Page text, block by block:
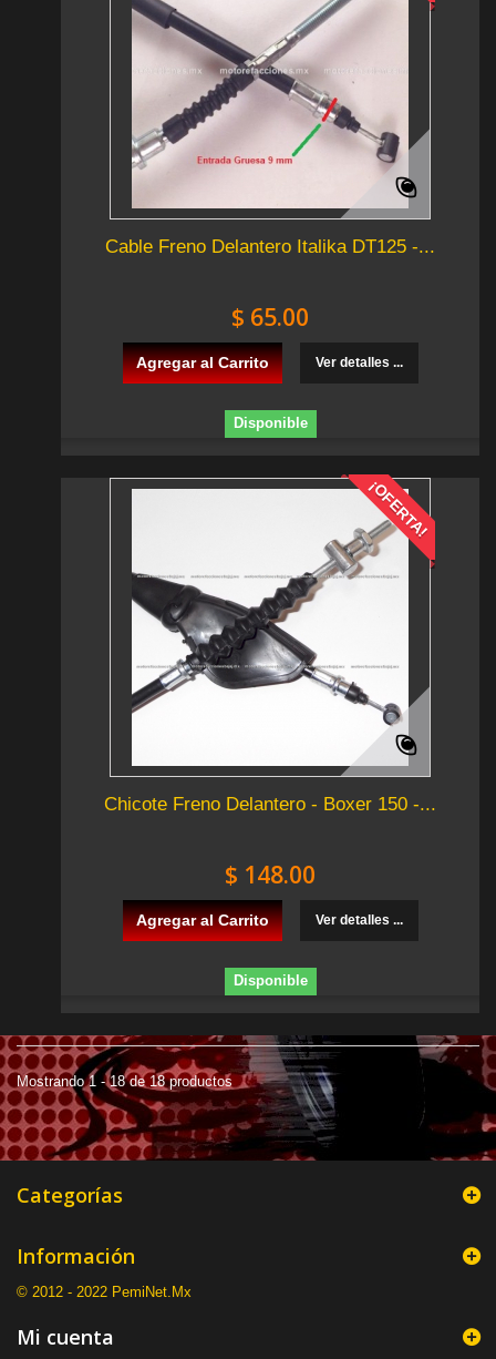
Cable Freno Delantero Italika DT125 -...
$ 65.00
Agregar al Carrito Ver detalles ...
Disponible
¡OFERTA!
Chicote Freno Delantero - Boxer 150 -...
$ 148.00
Agregar al Carrito Ver detalles ...
Disponible
Mostrando 1 - 18 de 18 productos
Categorías
Información
© 2012 - 2022 PemiNet.Mx
Mi cuenta